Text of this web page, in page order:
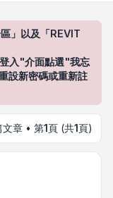
」以及「REVIT
入"介面點選"我忘
設新密碼或重新註
文章 • 第1頁 (共1頁)